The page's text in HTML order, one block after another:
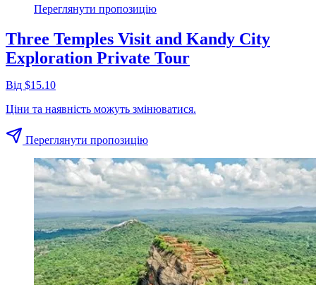
Переглянути пропозицію
Three Temples Visit and Kandy City
Exploration Private Tour
Від $15.10
Ціни та наявність можуть змінюватися.
Переглянути пропозицію